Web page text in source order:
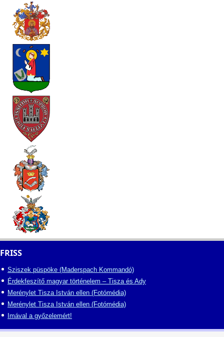
FRISS
Sziszek püspöke (Maderspach Kommandó)
Érdekfeszítő magyar történelem – Tisza és Ady
Merénylet Tisza István ellen (Fotómédia)
Merénylet Tisza István ellen (Fotómédia)
Imával a győzelemért!